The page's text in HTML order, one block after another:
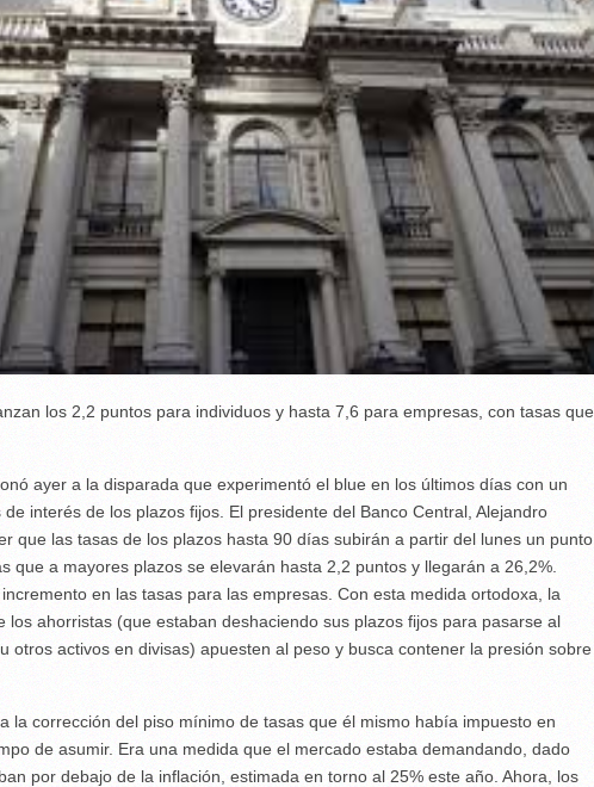
los 2,2 puntos para individuos y hasta 7,6 para empresas, con tasas que
ayer a la disparada que experimentó el blue en los últimos días con un
interés de los plazos fijos. El presidente del Banco Central, Alejandro
que las tasas de los plazos hasta 90 días subirán a partir del lunes un punto
que a mayores plazos se elevarán hasta 2,2 puntos y llegarán a 26,2%.
en las tasas para las empresas. Con esta medida ortodoxa, la
los ahorristas (que estaban deshaciendo sus plazos fijos para pasarse al
otros activos en divisas) apuesten al peso y busca contener la presión sobre
la corrección del piso mínimo de tasas que él mismo había impuesto en
de asumir. Era una medida que el mercado estaba demandando, dado
por debajo de la inflación, estimada en torno al 25% este año. Ahora, los